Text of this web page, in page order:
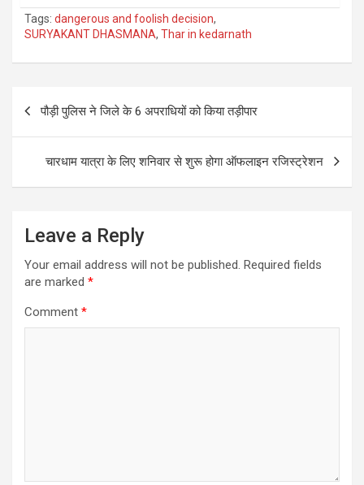
Tags: dangerous and foolish decision,
SURYAKANT DHASMANA, Thar in kedarnath
Post
navigation
पौड़ी पुलिस ने जिले के 6 अपराधियों को किया तड़ीपार
चारधाम यात्रा के लिए शनिवार से शुरू होगा ऑफलाइन रजिस्‍ट्रेशन
Leave a Reply
Your email address will not be published. Required fields
are marked *
Comment *